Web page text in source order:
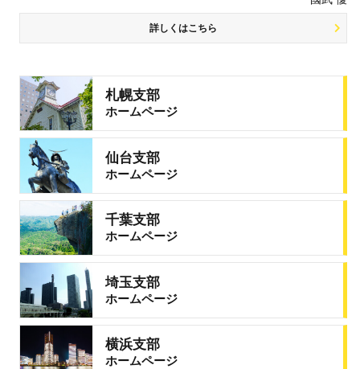
詳しくはこちら
札幌支部
ホームページ
仙台支部
ホームページ
千葉支部
ホームページ
埼玉支部
ホームページ
横浜支部
ホームページ